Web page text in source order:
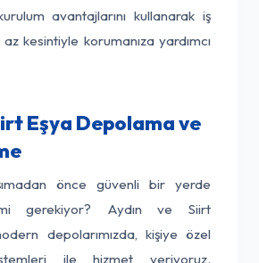
avantajlarını kullanarak iş
kesintiyle korumanıza yardımcı
Eşya Depolama ve
önce güvenli bir yerde
gerekiyor? Aydın ve Siirt
depolarımızda, kişiye özel
ile hizmet veriyoruz.